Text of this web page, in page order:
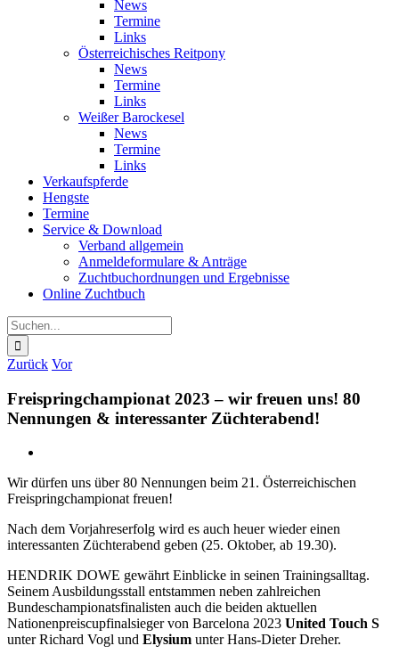
News
Termine
Links
Österreichisches Reitpony
News
Termine
Links
Weißer Barockesel
News
Termine
Links
Verkaufspferde
Hengste
Termine
Service & Download
Verband allgemein
Anmeldeformulare & Anträge
Zuchtbuchordnungen und Ergebnisse
Online Zuchtbuch
Suche
nach:
Zurück Vor
Freispring­championat 2023 – wir freuen uns! 80
Nennungen & interessanter Züchterabend!
Bild
Wir dürfen uns über 80 Nennungen beim 21. Österreichischen
Freispringchampionat freuen!
Nach dem Vorjahreserfolg wird es auch heuer wieder einen
interessanten Züchterabend geben (25. Oktober, ab 19.30).
HENDRIK DOWE gewährt Einblicke in seinen Trainingsalltag.
Seinem Ausbildungsstall entstammen neben zahlreichen
Bundeschampionatsfinalisten auch die beiden aktuellen
Nationenpreiscupfinalsieger von Barcelona 2023 United Touch S
unter Richard Vogl und Elysium unter Hans-Dieter Dreher.